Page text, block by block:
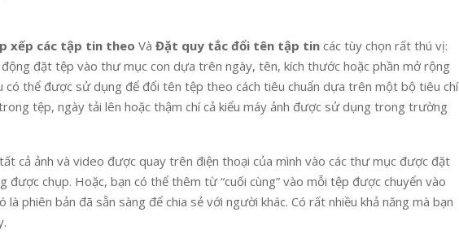
xếp các tập tin theo Và Đặt quy tắc đổi tên tập tin các tùy chọn rất thú vị:
đặt tệp vào thư mục con dựa trên ngày, tên, kích thước hoặc phần mở rộng
có thể được sử dụng để đổi tên tệp theo cách tiêu chuẩn dựa trên một bộ tiêu chí
tệp, ngày tải lên hoặc thậm chí cả kiểu máy ảnh được sử dụng trong trường
cả ảnh và video được quay trên điện thoại của mình vào các thư mục được đặt
được chụp. Hoặc, bạn có thể thêm từ “cuối cùng” vào mỗi tệp được chuyển vào
phiên bản đã sẵn sàng để chia sẻ với người khác. Có rất nhiều khả năng mà bạn